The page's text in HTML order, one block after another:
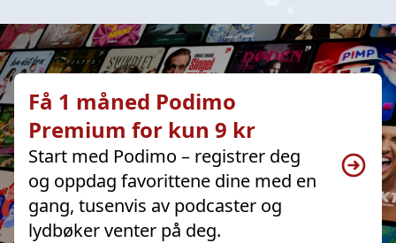
Få 1 måned Podimo
Premium for kun 9 kr
Start med Podimo – registrer deg
og oppdag favorittene dine med en
gang, tusenvis av podcaster og
lydbøker venter på deg.